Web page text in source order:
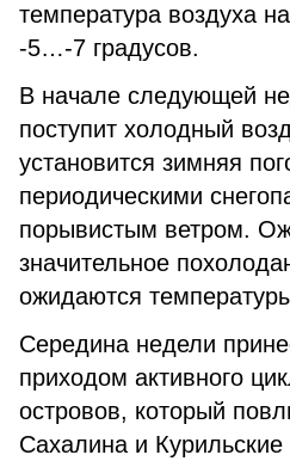
температура воздуха
-5…-7 градусов.
В начале следующей
поступит холодный
установится зимняя
периодическими
порывистым ветром.
значительное
ожидаются
Середина недели
приходом активного
островов, который
Сахалина и Курильские